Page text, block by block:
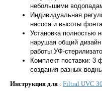
небольшими
Индивидуальная
насоса и высоты
Установка полностью
нарушая общий
работы УФ-
Комплект поставки: 3
создания разных
Инструкция для : Filtral UVC